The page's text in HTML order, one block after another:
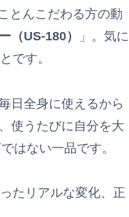
とんこだわる方の動
（US-180）
」。気に
です。
日全身に使えるから
使うたびに自分を大
はない一品です。
たリアルな変化、正